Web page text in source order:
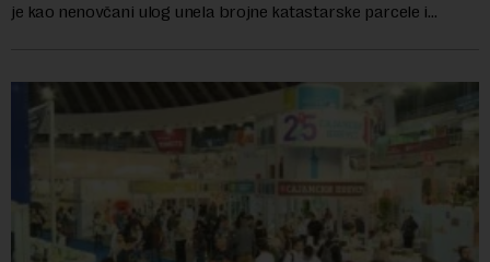
je kao nenovčani ulog unela brojne katastarske parcele i